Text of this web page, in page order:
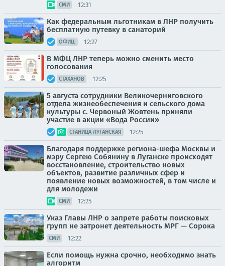
СМИ 12:31
Как федеральным льготникам в ЛНР получить
бесплатную путевку в санаторий
ОФИЦ. 12:27
В МФЦ ЛНР теперь можно сменить место
голосования
СТАХАНОВ 12:25
5 августа сотрудники Великочерниговского
отдела жизнеобеспечения и сельского дома
культуры с. Червоный Жовтень приняли
участие в акции «Вода России»
СТАНИЦА ЛУГАНСКАЯ 12:25
Благодаря поддержке региона-шефа Москвы и
мэру Сергею Собянину в Луганске происходят
восстановление, строительство новых
объектов, развитие различных сфер и
появление новых возможностей, в том числе и
для молодежи
СМИ 12:25
Указ Главы ЛНР о запрете работы поисковых
групп не затронет деятельность МРГ — Сорока
СМИ 12:22
Если помощь нужна срочно, необходимо знать
алгоритм